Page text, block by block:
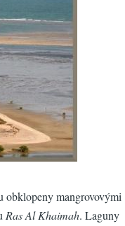
obklopeny mangrovovými
Ras Al Khaimah. Laguny